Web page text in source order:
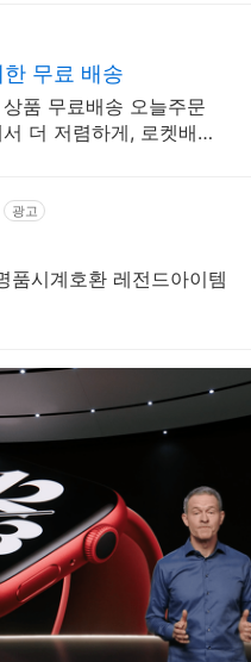
무료 배송
품 무료배송 오늘주문
더 저렴하게, 로켓배송
광고
품시계호환 레전드아이템